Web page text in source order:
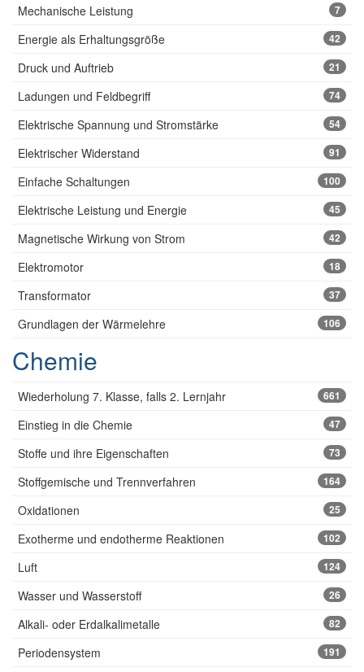
Mechanische Leistung 7
Energie als Erhaltungsgröße 42
Druck und Auftrieb 21
Ladungen und Feldbegriff 74
Elektrische Spannung und Stromstärke 54
Elektrischer Widerstand 91
Einfache Schaltungen 100
Elektrische Leistung und Energie 45
Magnetische Wirkung von Strom 42
Elektromotor 18
Transformator 37
Grundlagen der Wärmelehre 106
Chemie
Wiederholung 7. Klasse, falls 2. Lernjahr 661
Einstieg in die Chemie 47
Stoffe und ihre Eigenschaften 73
Stoffgemische und Trennverfahren 164
Oxidationen 25
Exotherme und endotherme Reaktionen 102
Luft 124
Wasser und Wasserstoff 26
Alkali- oder Erdalkalimetalle 82
Periodensystem 191